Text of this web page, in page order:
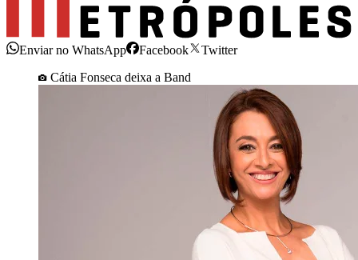
Enviar no WhatsApp Facebook
Twitter
Cátia Fonseca deixa a Band